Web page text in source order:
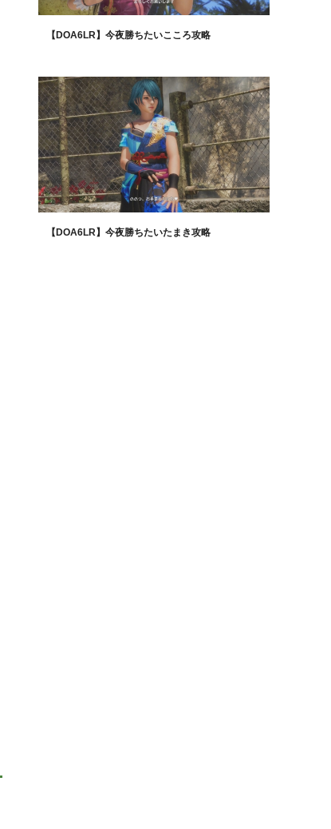
【DOA6LR】今夜勝ちたいこころ攻略
【DOA6LR】今夜勝ちたいたまき攻略